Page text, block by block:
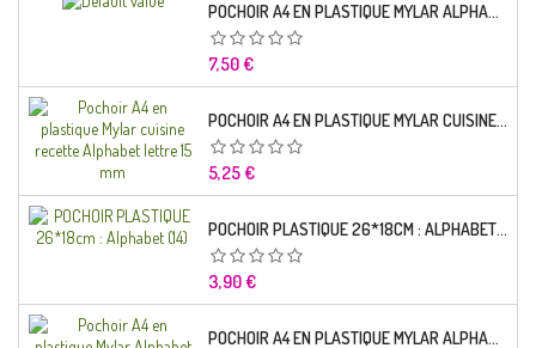
POCHOIR A4 EN PLASTIQUE MYLAR ALPHABET LETTRE TYPO SEGOE 25 MM
Prix
7,50 €
POCHOIR A4 EN PLASTIQUE MYLAR CUISINE RECETTE ALPHABET LETTRE 15 MM
Prix
5,25 €
POCHOIR PLASTIQUE 26*18CM : ALPHABET (14)
Prix
3,90 €
POCHOIR A4 EN PLASTIQUE MYLAR ALPHABET LETTRE TYPO CHARLEMAGNE